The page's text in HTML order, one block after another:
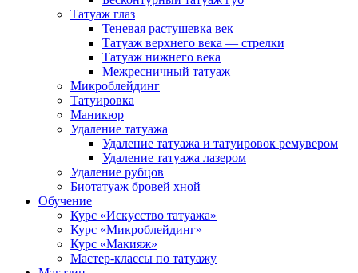
Татуаж глаз
Теневая растушевка век
Татуаж верхнего века — стрелки
Татуаж нижнего века
Межресничный татуаж
Микроблейдинг
Татуировка
Маникюр
Удаление татуажа
Удаление татуажа и татуировок ремувером
Удаление татуажа лазером
Удаление рубцов
Биотатуаж бровей хной
Обучение
Курс «Искусство татуажа»
Курс «Микроблейдинг»
Курс «Макияж»
Мастер-классы по татуажу